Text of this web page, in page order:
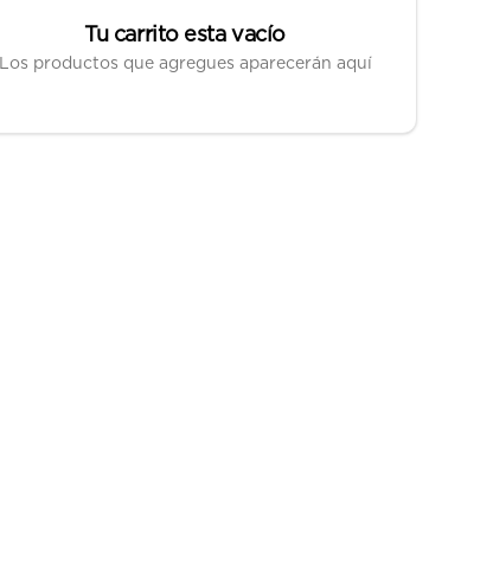
Tu carrito esta vacío
Los productos que agregues aparecerán aquí